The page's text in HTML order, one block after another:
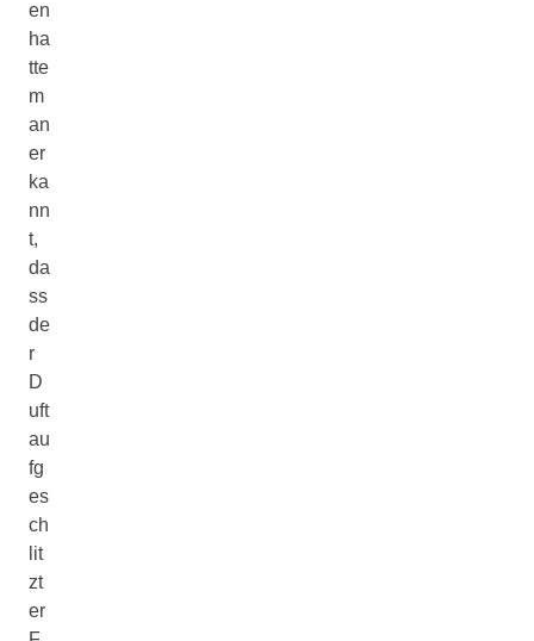
en
ha
tte
m
an
er
ka
nn
t,
da
ss
de
r
D
uft
au
fg
es
ch
lit
zt
er